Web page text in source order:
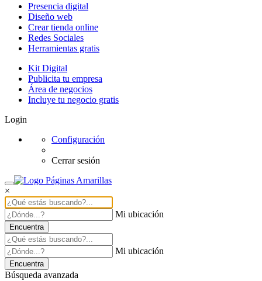
Presencia digital
Diseño web
Crear tienda online
Redes Sociales
Herramientas gratis
Kit Digital
Publicita tu empresa
Área de negocios
Incluye tu negocio gratis
Login
Configuración
Cerrar sesión
×
Mi ubicación
Encuentra
Mi ubicación
Encuentra
Búsqueda avanzada